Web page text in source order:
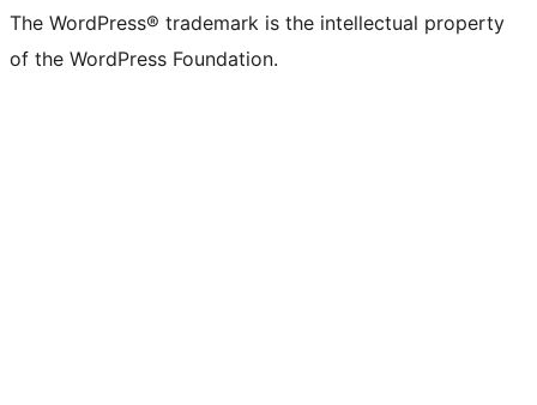
The WordPress® trademark is the intellectual property
of the WordPress Foundation.